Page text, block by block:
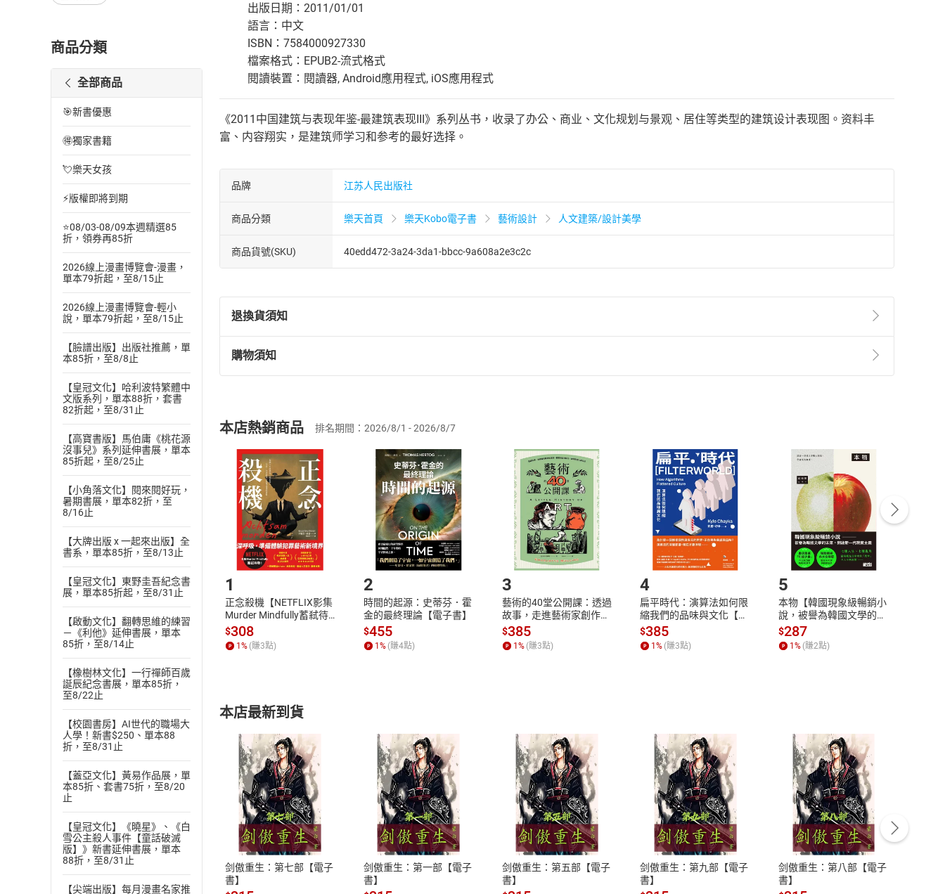
商品分類
全部商品
🎯新書優惠
🉐獨家書籍
💘樂天女孩
⚡版權即將到期
⭐08/03-08/09本週精選85
折，領券再85折
2026線上漫畫博覽會-漫畫，
單本79折起，至8/15止
2026線上漫畫博覽會-輕小
說，單本79折起，至8/15止
【臉譜出版】出版社推薦，單
本85折，至8/8止
【皇冠文化】哈利波特繁體中
文版系列，單本88折，套書
82折起，至8/31止
【高寶書版】馬伯庸《桃花源
沒事兒》系列延伸書展，單本
85折起，至8/25止
【小角落文化】閱來閱好玩，
暑期書展，單本82折，至
8/16止
【大牌出版 x 一起來出版】全
書系，單本85折，至8/13止
【皇冠文化】東野圭吾紀念書
展，單本85折起，至8/31止
【啟動文化】翻轉思維的練習
－《利他》延伸書展，單本
85折，至8/14止
【橡樹林文化】一行禪師百歲
誕辰紀念書展，單本85折，
至8/22止
【校園書房】AI世代的職場大
人學！新書$250、單本88
折，至8/31止
【蓋亞文化】黃易作品展，單
本85折、套書75折，至8/20
止
【皇冠文化】《曉星》、《白
雪公主殺人事件【童話破滅
版】》新書延伸書展，單本
88折，至8/31止
【尖端出版】每月漫畫名家推
出版日期：2011/01/01
語言：中文
ISBN：7584000927330
檔案格式：EPUB2-流式格式
閱讀裝置：閱讀器, Android應用程式, iOS應用程式
《2011中国建筑与表现年鉴-最建筑表现III》系列丛书，收录了办公、商业、文化规划与景观、居住等类型的建筑设计表现图。资料丰
富、内容翔实，是建筑师学习和参考的最好选择。
品牌 江苏人民出版社
商品分類 樂天首頁 樂天Kobo電子書 藝術設計 人文建築/設計美學
商品貨號(SKU) 40edd472-3a24-3da1-bbcc-9a608a2e3c2c
退換貨須知
退換貨規定：
(一)依消費者保護法第19條第1項後段暨通訊交易解除權合理例外情事適用準則第2條第5款之規定，「非以有形媒介提供之數位
(二)消費者訂購本店鋪之商品即代表知悉本店鋪所銷售之商品為電子書，屬非以有形媒介提供之數位內容，消費者同意若訂購後
且已下載/存取電子書，不得請求退貨退款。
退貨方式：您欲取消訂單或辦理退貨時，請登入樂天市場，並於「我的訂單」中點選「瀏覽訂單明細」
「申請取消訂單 /退
貨」，本店鋪將依您的申請進行審核，待審核通過後將為您辦理退款事宜。
請注意，樂天市場須以整筆訂單為單位進行取消/退貨，恕無法以單支商品取消/退貨。
購物須知
挑選商品
Choose
放入購物車
Shopping cart
登入帳號
Login
付款方式
Payment
完成
Complete
購書後，如何開始使用？
Step1.選擇閱讀載具 Step2.登入帳號，下載書籍後看書
付款方式
ATM轉帳、信用卡、LINE PAY、AFTEE
退換貨規範
本店是否提供消費者保護法七日猶豫期
之權利，遽消費者保護法及通訊交易解
除權合理例外情事適用準則，依商品性
客服資訊
服務時間：週一到週五 10:00-12:00、
13:00-17:00 (國定假日及例假日休息)
客服電話：0080-1857077
本店熱銷商品 排名期間：2026/8/1 - 2026/8/7
1
正念殺機【NETFLIX影集
Murder Mindfully蓄弒待
發】【電子書】
$308
1 % (賺3點)
2
時間的起源：史蒂芬．霍
金的最終理論【電子書】
$455
1 % (賺4點)
3
藝術的40堂公開課：透過
故事，走進藝術家創作現
場，看藝術如何誕生、如
何形塑人類生活【電子
書】
$385
1 % (賺3點)
4
扁平時代：演算法如何限
縮我們的品味與文化【電
子書】
$385
1% (賺3點)
5
本物【韓國現象級暢銷小
說，被譽為韓國文學的未
來】【電子書】
$287
1% (賺2點)
本店最新到貨
剑傲重生：第七部【電子
書】
剑傲重生：第一部【電子
書】
剑傲重生：第五部【電子
書】
剑傲重生：第九部【電子
書】
剑傲重生：第八部【電子
書】